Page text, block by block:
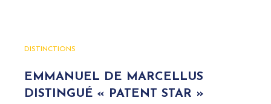
DISTINCTIONS
EMMANUEL DE MARCELLUS
DISTINGUÉ « PATENT STAR »